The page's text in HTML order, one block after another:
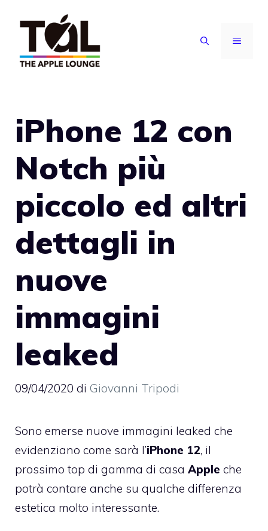
contenuto
MENU
iPhone 12 con
Notch più
piccolo ed altri
dettagli in
nuove
immagini
leaked
09/04/2020 di Giovanni Tripodi
Sono emerse nuove immagini leaked che
evidenziano come sarà l’iPhone 12, il
prossimo top di gamma di casa Apple che
potrà contare anche su qualche differenza
estetica molto interessante.